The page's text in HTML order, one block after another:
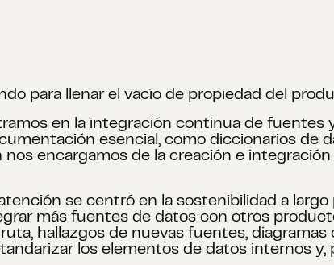
para llenar el vacío de propiedad del
en la integración continua de
esencial, como diccionarios de
encargamos de la creación e integración
se centró en la sostenibilidad a
más fuentes de datos con otros
hallazgos de nuevas fuentes,
los elementos de datos internos y,